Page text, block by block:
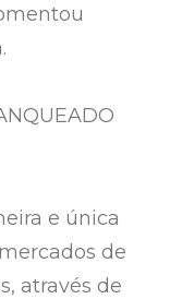
e única
de
através de